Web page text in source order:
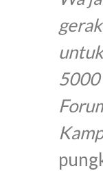
5000